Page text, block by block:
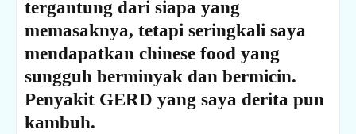
tergantung dari siapa yang
memasaknya, tetapi seringkali saya
mendapatkan chinese food yang
sungguh berminyak dan bermicin.
Penyakit GERD yang saya derita pun
kambuh.